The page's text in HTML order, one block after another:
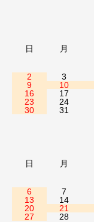
日 月
2
3
9
10
16
17
23
24
30
31
日 月
6
7
13
14
20
21
27
28